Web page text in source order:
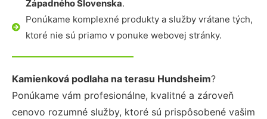
Západného Slovenska.
Ponúkame komplexné produkty a služby vrátane tých,
ktoré nie sú priamo v ponuke webovej stránky.
Kamienková podlaha na terasu Hundsheim?
Ponúkame vám profesionálne, kvalitné a zároveň
cenovo rozumné služby, ktoré sú prispôsobené vašim